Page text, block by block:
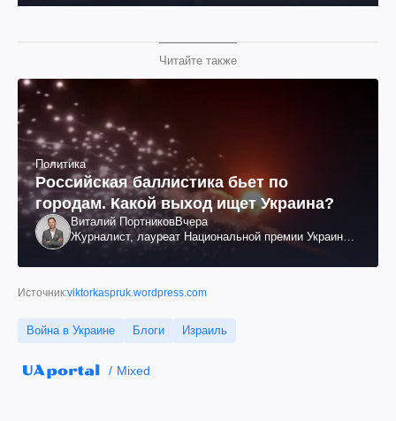
Читайте также
Политика
Российская баллистика бьет по
городам. Какой выход ищет Украина?
Виталий ПортниковВчера
Журналист, лауреат Национальной премии Украины
Источник:viktorkaspruk.wordpress.com
Война в Украине Блоги Израиль
Mixed